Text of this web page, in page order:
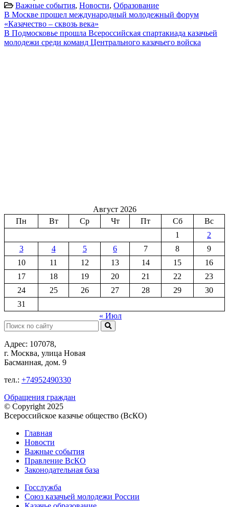
Важные события, Новости, Образование
В Москве прошел международный молодежный форум
«Казачество – сквозь века»
В Подмосковье прошла Всероссийская спартакиада казачьей
молодежи среди команд Центрального казачьего войска
Август 2026
Пн
Вт Ср Чт Пт Сб
Вс
1
2
3
4 5 6 7 8
9
10
11 12 13 14 15
16
17
18 19 20 21 22
23
24
25 26 27 28 29
30
31
« Июл
Поиск:
Адрес: 107078,
г. Москва, улица Новая
Басманная, дом. 9
тел.: +74952490330
Обращения граждан
© Copyright 2025
Всероссийское казачье общество (ВсКО)
Главная
Новости
Важные события
Правление ВсКО
Законодательная база
Госслужба
Союз казачьей молодежи России